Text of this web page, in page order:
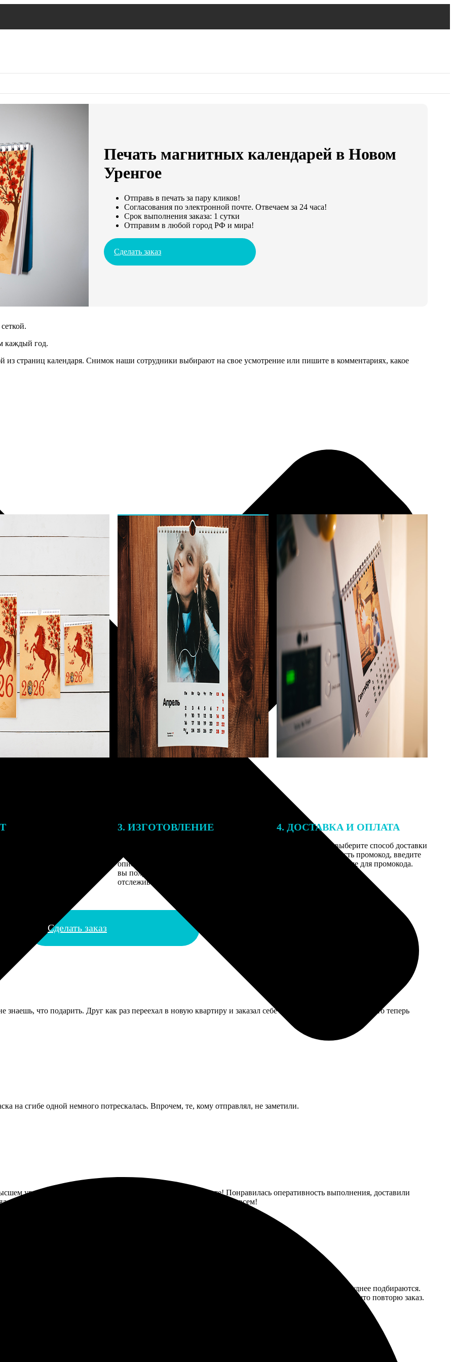
Печать магнитных календарей в Новом
Уренгое
Отправь в печать за пару кликов!
Согласования по электронной почте. Отвечаем за 24 часа!
Срок выполнения заказа: 1 сутки
Отправим в любой город РФ и мира!
Сделать заказ
каждый год.
страниц календаря. Снимок наши сотрудники выбирают на свое усмотрение или пишите в комментариях, какое
3. ИЗГОТОВЛЕНИЕ
описанием заказа. Когда отправим заказ
вы получите письмо с трек-номером для
отслеживания.
4. ДОСТАВКА И ОПЛАТА
Введите адрес и выберите способ доставки
заказа. Если у вас есть промокод, введите
его в специальное поле для промокода.
Сделать заказ
что подарить. Друг как раз переехал в новую квартиру и заказал себе картину по фото. Говорит, что теперь
на сгибе одной немного потрескалась. Впрочем, те, кому отправлял, не заметили.
уровне. Заказал календарики, качество просто на высоте! Понравилась оперативность выполнения, доставили
все аккуратно и надежно. Получилось очень красиво, советую всем!
календарей, процесс оказался довольно сложным. Интерфейс не очень удобный, фото труднее подбираются.
больше времени, чем обещали. Календарь пришел, качество среднее, ожидал большего. Не уверен, что повторю заказ.